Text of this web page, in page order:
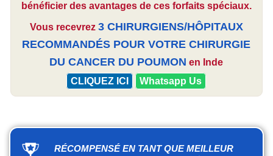
bénéficier des avantages de ces forfaits spéciaux.
Vous recevrez 3 CHIRURGIENS/HÔPITAUX
RECOMMANDÉS POUR VOTRE CHIRURGIE
DU CANCER DU POUMON en Inde
CLIQUEZ ICI
Whatsapp Us
RÉCOMPENSÉ EN TANT QUE MEILLEUR